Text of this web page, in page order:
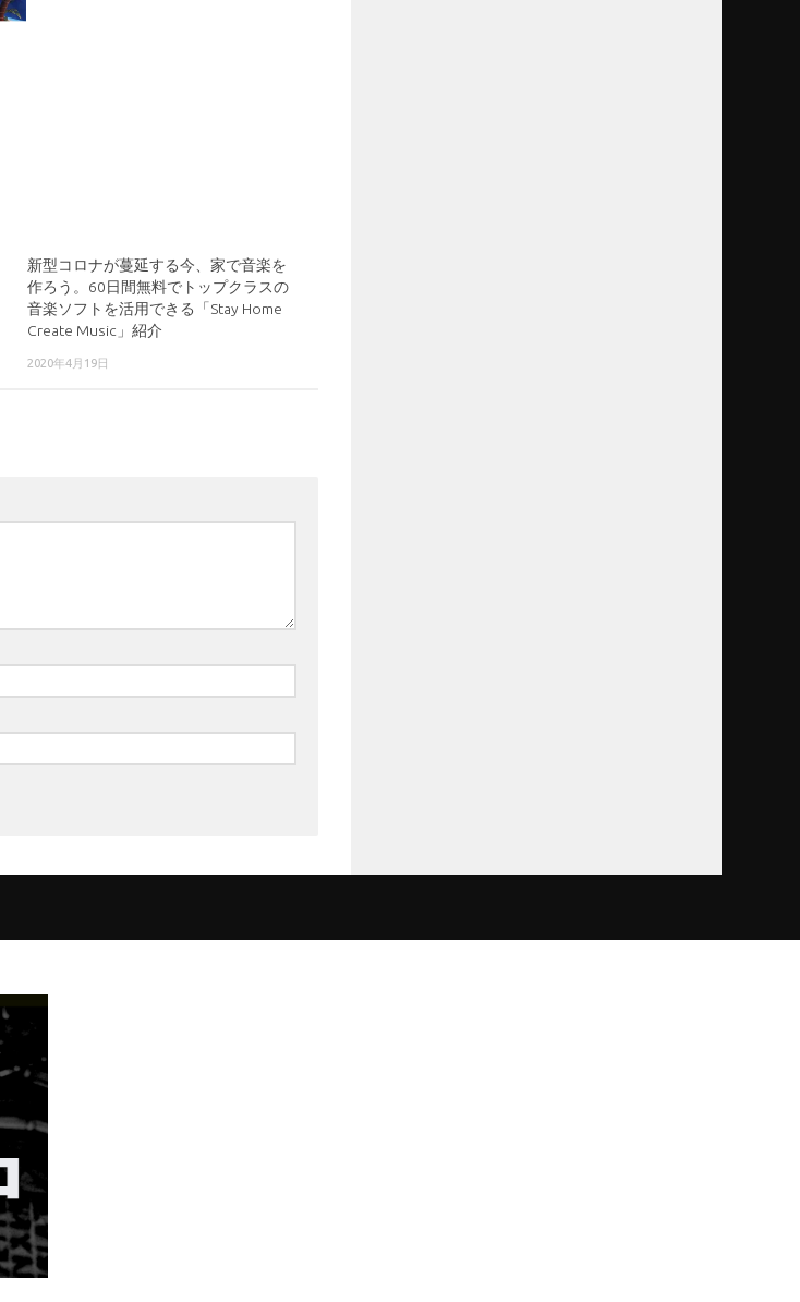
新型コロナが蔓延する今、家で音楽を
作ろう。60日間無料でトップクラスの
音楽ソフトを活用できる「Stay Home
Create Music」紹介
2020年4月19日